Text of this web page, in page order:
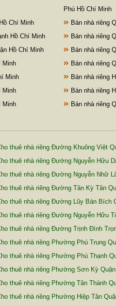
Phú Hồ Chí Minh
Chí Minh
Bán nhà riêng
Hồ Chí Minh
Bán nhà riêng
Hồ Chí Minh
Bán nhà riêng
Minh
Bán nhà riêng
Minh
Bán nhà riêng
Minh
Bán nhà riêng
Minh
Bán nhà riêng
thuê nhà riêng Đường Khuông Việt
thuê nhà riêng Đường Nguyễn Hữu
thuê nhà riêng Đường Nguyễn Nhữ
thuê nhà riêng Đường Tân Kỳ Tân
thuê nhà riêng Đường Lũy Bán Bích
thuê nhà riêng Đường Nguyễn Hữu
thuê nhà riêng Đường Trịnh Đình
thuê nhà riêng Phường Phú Trung
thuê nhà riêng Phường Phú Thạnh
thuê nhà riêng Phường Sơn Kỳ
thuê nhà riêng Phường Tân Thành
thuê nhà riêng Phường Hiệp Tân